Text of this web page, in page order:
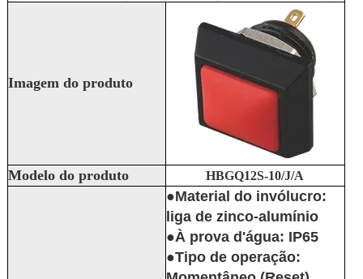
Imagem do produto
Modelo do produto HBGQ12S-10/J/A
●Material do invólucro:
liga de zinco-alumínio
●À prova d'água: IP65
●Tipo de operação: